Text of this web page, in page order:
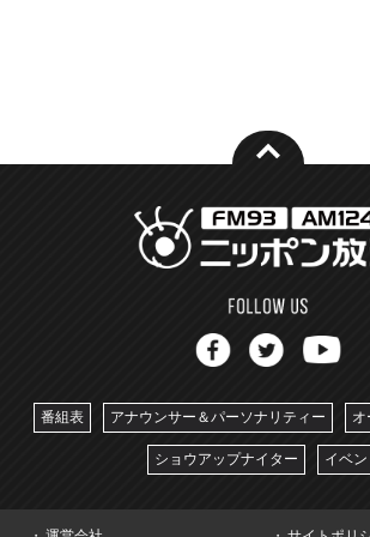
番組表 アナウンサー＆パーソナリティー オ
ショウアップナイター イベン